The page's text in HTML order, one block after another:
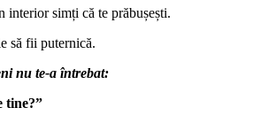
interior simți că te prăbușești.
să fii puternică.
nu te-a întrebat:
tine?”